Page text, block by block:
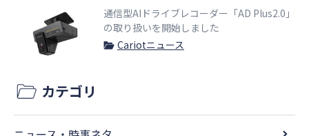
通信型AIドライブレコーダー「AD Plus2.0」
の取り扱いを開始しました
Cariotニュース
カテゴリ